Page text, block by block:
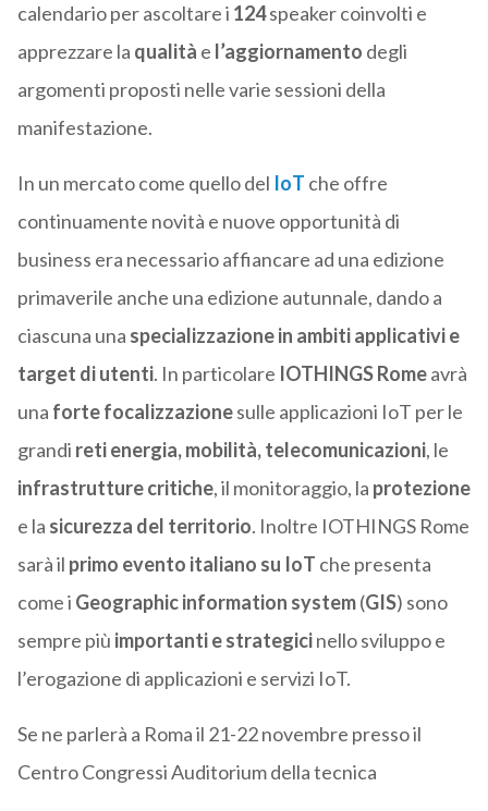
calendario per ascoltare i 124speaker coinvolti e
apprezzare la qualità e l’aggiornamento degli
argomenti proposti nelle varie sessioni della
manifestazione.
In un mercato come quello del IoT che offre
continuamente novità e nuove opportunità di
business era necessario affiancare ad una edizione
primaverile anche una edizione autunnale, dando a
ciascuna una specializzazione in ambiti applicativi e
target di utenti. In particolare IOTHINGS Romeavrà
una forte focalizzazionesulle applicazioni IoT per le
grandi retienergia, mobilità, telecomunicazioni, le
infrastrutture critiche, il monitoraggio, la protezione
e la sicurezza del territorio. Inoltre IOTHINGS Rome
sarà il primo evento italiano su IoT che presenta
come i Geographic information system(GIS) sono
sempre più importanti e strategicinello sviluppo e
l’erogazione di applicazioni e servizi IoT.
Se ne parlerà a Roma il 21-22 novembre presso il
Centro Congressi Auditorium della tecnica